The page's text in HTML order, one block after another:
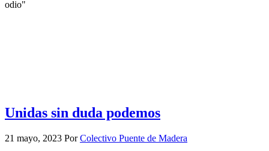
odio"
Unidas sin duda podemos
21 mayo, 2023 PorColectivo Puente de Madera